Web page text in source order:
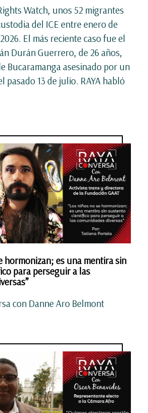
Watch, unos 52 migrantes
del ICE entre enero de
El más reciente caso fue el
Durán Guerrero, de 26 años,
Bucaramanga asesinado por un
pasado 13 de julio. RAYA habló
hormonizan; es una mentira sin
para perseguir a las
con Danne Aro Belmont